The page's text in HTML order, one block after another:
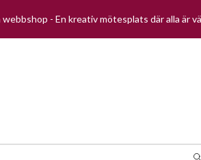
- En kreativ mötesplats där alla är